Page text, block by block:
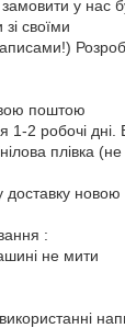
у нас
своїми
поштою
1-2 робочі дні.
плівка
доставку
:
не мити